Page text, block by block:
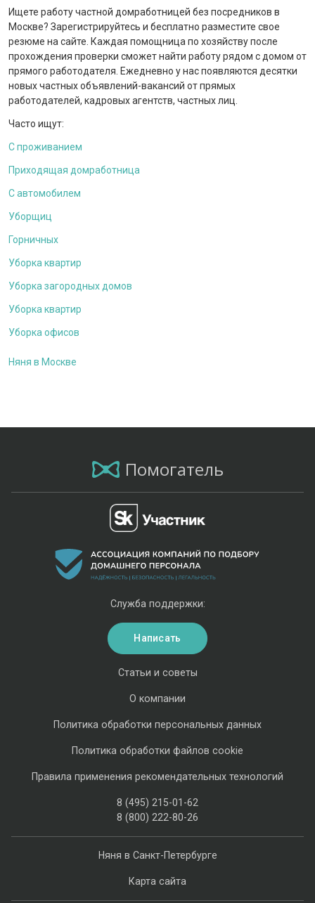
Ищете работу частной домработницей без посредников в
Москве? Зарегистрируйтесь и бесплатно разместите свое
резюме на сайте. Каждая помощница по хозяйству после
прохождения проверки сможет найти работу рядом с домом от
прямого работодателя. Ежедневно у нас появляются десятки
новых частных объявлений-вакансий от прямых
работодателей, кадровых агентств, частных лиц.
Часто ищут:
С проживанием
Приходящая домработница
С автомобилем
Уборщиц
Горничных
Уборка квартир
Уборка загородных домов
Уборка квартир
Уборка офисов
Няня в Москве
Помогатель
Няня в Санкт-Петербурге
Карта сайта
Статьи и советы
О компании
Политика обработки персональных данных
Политика обработки файлов cookie
Правила применения рекомендательных технологий
8 (495) 215-01-62
8 (800) 222-80-26
Служба поддержки:
Написать